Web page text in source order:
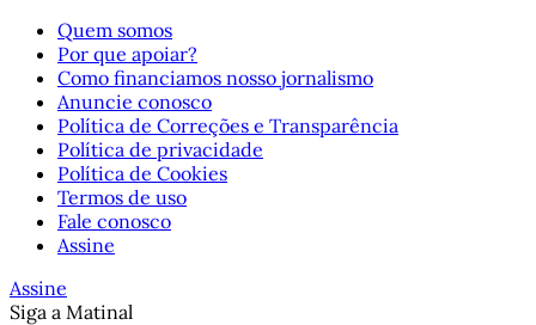
Quem somos
Por que apoiar?
Como financiamos nosso jornalismo
Anuncie conosco
Política de Correções e Transparência
Política de privacidade
Política de Cookies
Termos de uso
Fale conosco
Assine
Assine
Siga a Matinal